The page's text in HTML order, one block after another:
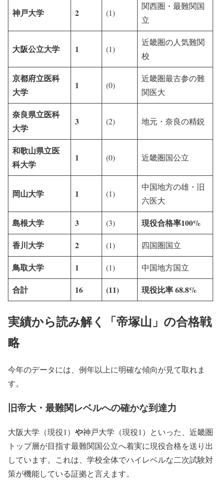
神戸大学 2 (1)
関西圏・最難関国
立
大阪公立大学 1 (1)
近畿圏の人気難関
校
京都府立医科
大学
1 (0)
近畿圏最古参の難
関医大
奈良県立医科
大学
3 (2) 地元・奈良の精鋭
和歌山県立医
科大学
1 (0) 近畿圏国公立
岡山大学 1 (1)
中国地方の雄・旧
六医大
島根大学 3 (3)
現役合格率100%
香川大学
2 (1) 四国圏国立
鳥取大学 1 (1) 中国地方国立
合計 16 (11) 現役比率 68.8%
実績から読み解く「帝塚山」の合格戦
略
今年のデータには、例年以上に明確な傾向が見て取れま
す。
旧帝大・最難関レベルへの確かな到達力
大阪大学（現役1） や神戸大学（現役1）といった、近畿圏
トップ層が目指す最難関国公立へ着実に現役合格を送り出
しています。これは、学校全体でハイレベルな二次試験対
策が機能している証拠と言えます。